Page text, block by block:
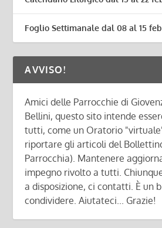
Foglio Settimanale dal 08 al 15
AVVISO!
Amici delle Parrocchie di
Bellini, questo sito intende
tutti, come un Oratorio
riportare gli articoli del
Parrocchia). Mantenere
impegno rivolto a tutti.
a disposizione, ci contatti. È un
condividere. Aiutateci... Grazie!